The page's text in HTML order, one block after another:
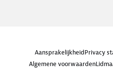
AansprakelijkheidPrivacy
Algemene voorwaarden